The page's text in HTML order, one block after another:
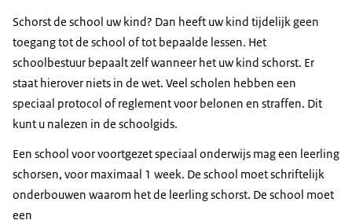
Schorst de school uw kind? Dan heeft uw kind tijdelijk geen
toegang tot de school of tot bepaalde lessen. Het
schoolbestuur bepaalt zelf wanneer het uw kind schorst. Er
staat hierover niets in de wet. Veel scholen hebben een
speciaal protocol of reglement voor belonen en straffen. Dit
kunt u nalezen in de schoolgids.
Een school voor voortgezet speciaal onderwijs mag een leerling
schorsen, voor maximaal 1 week. De school moet schriftelijk
onderbouwen waarom het de leerling schorst. De school moet
een